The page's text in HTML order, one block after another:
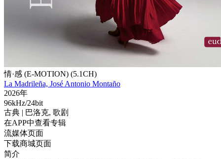
情·感 (E-MOTION) (5.1CH)
La Madrileña, José Antonio Montaño
2026年
96kHz/24bit
古典 | 巴洛克, 歌剧
在APP中查看专辑
流媒体页面
下载商城页面
简介